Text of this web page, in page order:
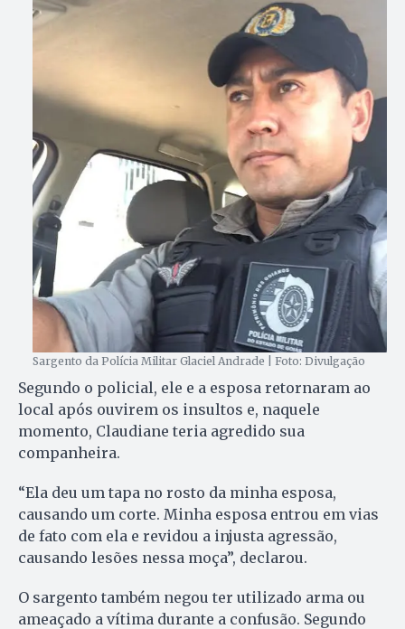
Sargento da Polícia Militar Glaciel Andrade | Foto: Divulgação
Segundo o policial, ele e a esposa retornaram ao
local após ouvirem os insultos e, naquele
momento, Claudiane teria agredido sua
companheira.
“Ela deu um tapa no rosto da minha esposa,
causando um corte. Minha esposa entrou em vias
de fato com ela e revidou a injusta agressão,
causando lesões nessa moça”, declarou.
O sargento também negou ter utilizado arma ou
ameaçado a vítima durante a confusão. Segundo